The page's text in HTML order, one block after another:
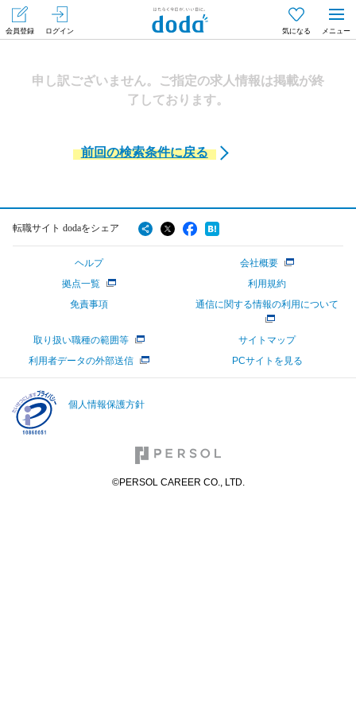
会員登録
ログイン
気になる
申し訳ございません。ご指定の求人情報は掲載が終
了しております。
前回の検索条件に戻る
転職サイト dodaをシェア
ヘルプ
会社概要
拠点一覧
利用規約
免責事項
通信に関する情報の利用について
取り扱い職種の範囲等
サイトマップ
利用者データの外部送信
PCサイトを見る
個人情報保護方針
©PERSOL CAREER CO., LTD.